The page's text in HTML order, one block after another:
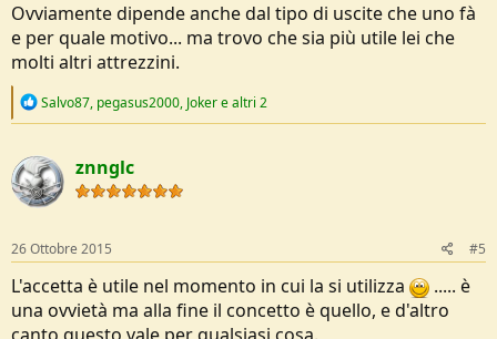
Ovviamente dipende anche dal tipo di uscite che uno fà
e per quale motivo... ma trovo che sia più utile lei che
molti altri attrezzini.
R
c
t
i
o
s
:
Salvo87, pegasus2000, Jokere altri 2
znnglc
26 Ottobre 2015 #5
L'accetta è utile nel momento in cui la si utilizza
..... è
una ovvietà ma alla fine il concetto è quello, e d'altro